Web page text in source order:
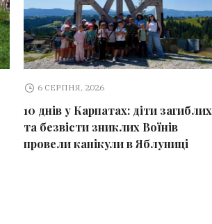
6 СЕРПНЯ, 2026
10 днів у Карпатах: діти загиблих
та безвісти зниклих Воїнів
провели канікули в Яблуниці